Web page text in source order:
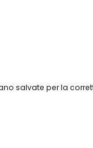
salvate per la